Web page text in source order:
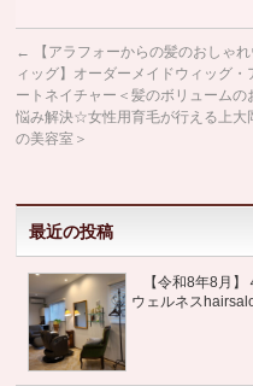
←
【アラフォーからの髪のおしゃれ
ィッグ】オーダーメイドウィッグ・
ートネイチャー＜髪のボリュームの
悩み解決☆女性用育毛が行える上大
の美容室＞
最近の投稿
【令和8年8月
ウェルネス